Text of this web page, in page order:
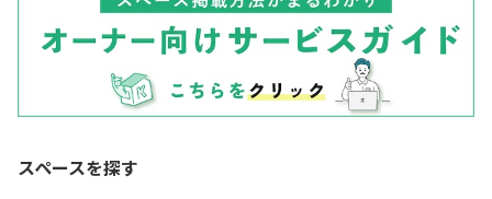
スペースを探す